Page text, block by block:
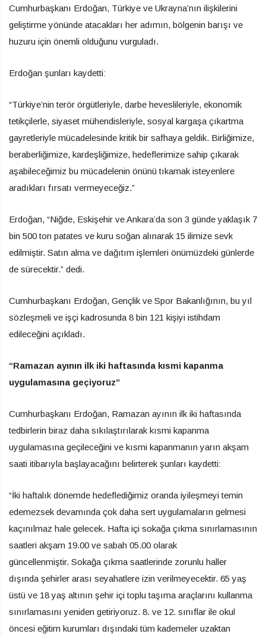
Cumhurbaşkanı Erdoğan, Türkiye ve Ukrayna’nın ilişkilerini
geliştirme yönünde atacakları her adımın, bölgenin barışı ve
huzuru için önemli olduğunu vurguladı.
Erdoğan şunları kaydetti:
“Türkiye’nin terör örgütleriyle, darbe heveslileriyle, ekonomik
tetikçilerle, siyaset mühendisleriyle, sosyal kargaşa çıkartma
gayretleriyle mücadelesinde kritik bir safhaya geldik. Birliğimize,
beraberliğimize, kardeşliğimize, hedeflerimize sahip çıkarak
aşabileceğimiz bu mücadelenin önünü tıkamak isteyenlere
aradıkları fırsatı vermeyeceğiz.”
Erdoğan, “Niğde, Eskişehir ve Ankara’da son 3 günde yaklaşık 7
bin 500 ton patates ve kuru soğan alınarak 15 ilimize sevk
edilmiştir. Satın alma ve dağıtım işlemleri önümüzdeki günlerde
de sürecektir.” dedi.
Cumhurbaşkanı Erdoğan, Gençlik ve Spor Bakanlığının, bu yıl
sözleşmeli ve işçi kadrosunda 8 bin 121 kişiyi istihdam
edileceğini açıkladı.
“Ramazan ayının ilk iki haftasında kısmi kapanma
uygulamasına geçiyoruz”
Cumhurbaşkanı Erdoğan, Ramazan ayının ilk iki haftasında
tedbirlerin biraz daha sıkılaştırılarak kısmi kapanma
uygulamasına geçileceğini ve kısmi kapanmanın yarın akşam
saati itibarıyla başlayacağını belirterek şunları kaydetti:
“İki haftalık dönemde hedeflediğimiz oranda iyileşmeyi temin
edemezsek devamında çok daha sert uygulamaların gelmesi
kaçınılmaz hale gelecek. Hafta içi sokağa çıkma sınırlamasının
saatleri akşam 19.00 ve sabah 05.00 olarak
güncellenmiştir. Sokağa çıkma saatlerinde zorunlu haller
dışında şehirler arası seyahatlere izin verilmeyecektir. 65 yaş
üstü ve 18 yaş altının şehir içi toplu taşıma araçlarını kullanma
sınırlamasını yeniden getiriyoruz. 8. ve 12. sınıflar ile okul
öncesi eğitim kurumları dışındaki tüm kademeler uzaktan